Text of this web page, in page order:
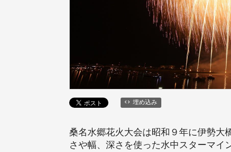
埋め込み
桑名水郷花火大会は昭和９年に伊勢大
さや幅、深さを使った水中スターマイ